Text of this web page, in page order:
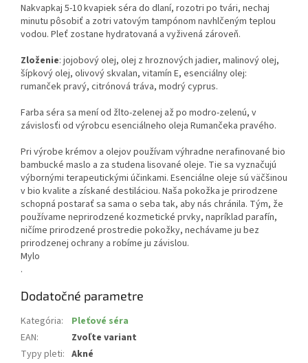
Nakvapkaj 5-10 kvapiek séra do dlaní, rozotri po tvári, nechaj
minutu pôsobiť a zotri vatovým tampónom navhlčeným teplou
vodou. Pleť zostane hydratovaná a vyživená zároveň.
Zloženie: jojobový olej, olej z hroznových jadier, malinový olej,
šípkový olej, olivový skvalan, vitamín E, esenciálny olej:
rumanček pravý, citrónová tráva, modrý cyprus.
Farba séra sa mení od žlto-zelenej až po modro-zelenú, v
závislosťi od výrobcu esenciálneho oleja Rumančeka pravého.
Pri výrobe krémov a olejov používam výhradne nerafinované bio
bambucké maslo a za studena lisované oleje. Tie sa vyznačujú
výbornými terapeutickými účinkami. Esenciálne oleje sú väčšinou
v bio kvalite a získané destiláciou. Naša pokožka je prirodzene
schopná postarať sa sama o seba tak, aby nás chránila. Tým, že
používame neprirodzené kozmetické prvky, napríklad parafín,
ničíme prirodzené prostredie pokožky, nechávame ju bez
prirodzenej ochrany a robíme ju závislou.
Mylo
.
Dodatočné parametre
Kategória:
Pleťové séra
EAN:
Zvoľte variant
Typy pleti: Akné